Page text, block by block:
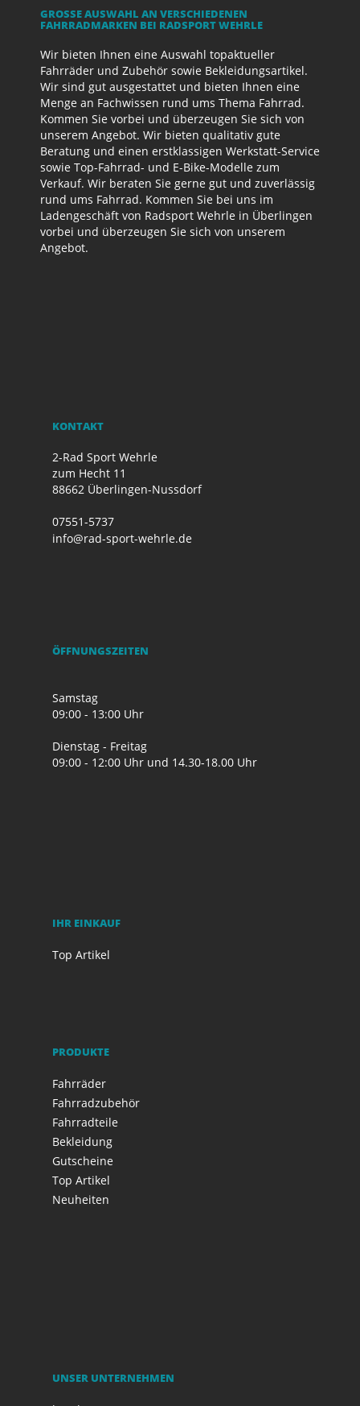
GROSSE AUSWAHL AN VERSCHIEDENEN F
AHRRADMARKEN BEI RADSPORT WEHRLE
Wir bieten Ihnen eine Auswahl topaktueller
Fahrräder und Zubehör sowie Bekleidungsartikel.
Wir sind gut ausgestattet und bieten Ihnen eine
Menge an Fachwissen rund ums Thema Fahrrad.
Kommen Sie vorbei und überzeugen Sie sich von
unserem Angebot. Wir bieten qualitativ gute
Beratung und einen erstklassigen Werkstatt-Service
sowie Top-Fahrrad- und E-Bike-Modelle zum
Verkauf. Wir beraten Sie gerne gut und zuverlässig
rund ums Fahrrad. Kommen Sie bei uns im
Ladengeschäft von Radsport Wehrle in Überlingen
vorbei und überzeugen Sie sich von unserem
Angebot.
KONTAKT
2-Rad Sport Wehrle
zum Hecht 11
88662 Überlingen-Nussdorf
07551-5737
info@rad-sport-wehrle.de
ÖFFNUNGSZEITEN
Samstag
09:00 - 13:00 Uhr
Dienstag - Freitag
09:00 - 12:00 Uhr und 14.30-18.00 Uhr
IHR EINKAUF
Top Artikel
PRODUKTE
Fahrräder
Fahrradzubehör
Fahrradteile
Bekleidung
Gutscheine
Top Artikel
Neuheiten
UNSER UNTERNEHMEN